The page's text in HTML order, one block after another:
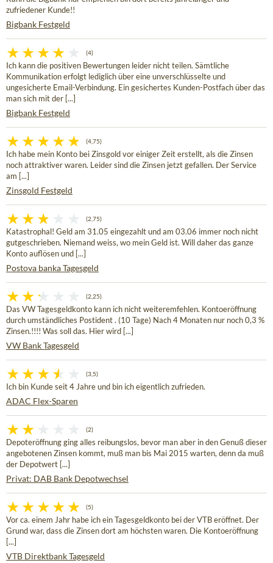
zufriedener Kunde!!
Bigbank Festgeld
(4)
Ich kann die positiven Bewertungen leider nicht teilen. Sämtliche
Kommunikation erfolgt lediglich über eine unverschlüsselte und
ungesicherte Email-Verbindung. Ein gesichertes Kunden-Postfach über das
man sich mit der [...]
Bigbank Festgeld
(4,75)
Ich habe mein Konto bei Zinsgold vor einiger Zeit erstellt, als die Zinsen
noch attraktiver waren. Leider sind die Zinsen jetzt gefallen. Der Service
am [...]
Zinsgold Festgeld
(2,75)
Katastrophal! Geld am 31.05 eingezahlt und am 03.06 immer noch nicht
gutgeschrieben. Niemand weiss, wo mein Geld ist. Will daher das ganze
Konto auflösen und [...]
Postova banka Tagesgeld
(2,25)
Das VW Tagesgeldkonto kann ich nicht weiteremfehlen. Kontoeröffnung
durch umständliches Postident . (10 Tage) Nach 4 Monaten nur noch 0,3 %
Zinsen.!!!! Was soll das. Hier wird [...]
VW Bank Tagesgeld
(3,5)
Ich bin Kunde seit 4 Jahre und bin ich eigentlich zufrieden.
ADAC Flex-Sparen
(2)
Depoteröffnung ging alles reibungslos, bevor man aber in den Genuß dieser
angebotenen Zinsen kommt, muß man bis Mai 2015 warten, denn da muß
der Depotwert [...]
Privat: DAB Bank Depotwechsel
(5)
Vor ca. einem Jahr habe ich ein Tagesgeldkonto bei der VTB eröffnet. Der
Grund war, dass die Zinsen dort am höchsten waren. Die Kontoeröffnung
[...]
VTB Direktbank Tagesgeld